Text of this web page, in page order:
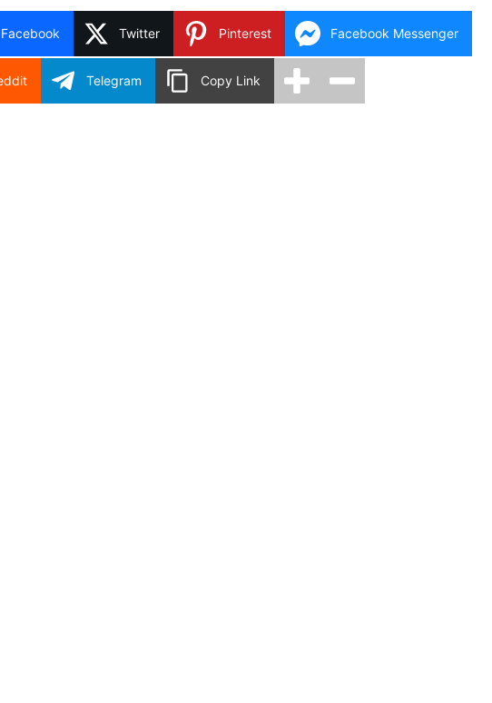
Facebook Twitter Pinterest Facebook Messenger
Telegram Copy Link